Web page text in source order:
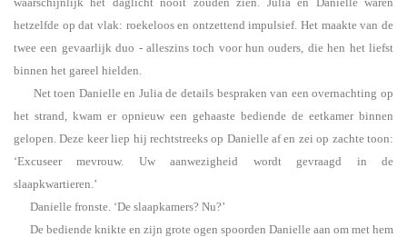
hetzelfde op dat vlak: roekeloos en ontzettend impulsief. Het maakte van de
twee een gevaarlijk duo - alleszins toch voor hun ouders, die hen het liefst
binnen het gareel hielden.
Net toen Danielle en Julia de details bespraken van een overnachting op
het strand, kwam er opnieuw een gehaaste bediende de eetkamer binnen
gelopen. Deze keer liep hij rechtstreeks op Danielle af en zei op zachte toon:
‘Excuseer mevrouw. Uw aanwezigheid wordt gevraagd in de
slaapkwartieren.’
Danielle fronste. ‘De slaapkamers? Nu?’
De bediende knikte en zijn grote ogen spoorden Danielle aan om met hem